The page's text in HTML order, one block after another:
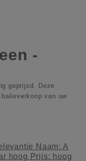
-
geprijsd. Deze
van uw
Naam: A
hoog Prijs: hoog